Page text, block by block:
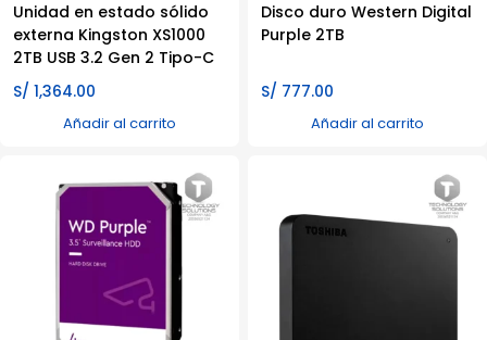
Unidad en estado sólido
externa Kingston XS1000
2TB USB 3.2 Gen 2 Tipo-C
S/ 1,364.00
Añadir al carrito
Disco duro Western Digital
Purple 2TB
S/ 777.00
Añadir al carrito